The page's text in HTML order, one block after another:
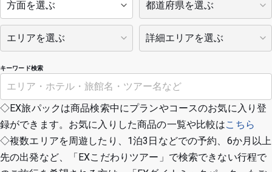
キーワード検索
◇EX旅パックは商品検索中にプランやコースのお気に入り登
録ができます。お気に入りした商品の一覧や比較はこちら
◇複数エリアを周遊したり、1泊3日などでの予約、6か月以上
先の出発など、「EXこだわりツアー」で検索できない行程で